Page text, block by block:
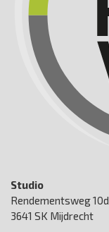
Studio
Rendementsweg 10d
3641 SK Mijdrecht